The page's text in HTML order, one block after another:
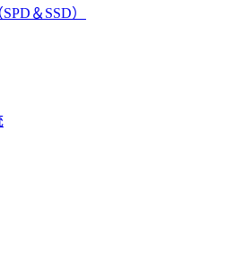
＆SSD）